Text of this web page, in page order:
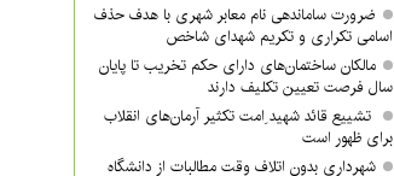
ضرورت ساماندهی نام‌ معابر شهری با هدف حذف
اسامی تکراری و تکریم شهدای شاخص
مالکان ساختمان‌های دارای حکم تخریب تا پایان
سال فرصت تعیین تکلیف دارند
تشییع قائد شهید ِامت تکثیر آرمان‌های انقلاب
برای ظهور است
شهرداری بدون اتلاف وقت مطالبات از دانشگاه